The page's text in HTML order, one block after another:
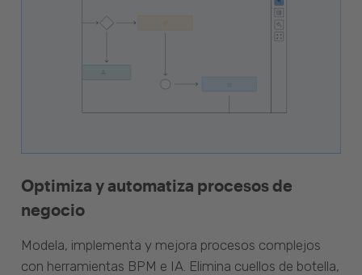
Optimiza y automatiza procesos de
negocio
Modela, implementa y mejora procesos complejos
con herramientas BPM e IA. Elimina cuellos de botella,